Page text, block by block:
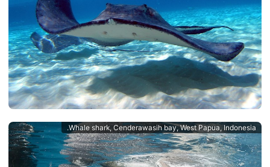
Whale shark, Cenderawasih bay, West Papua, Indonesia.